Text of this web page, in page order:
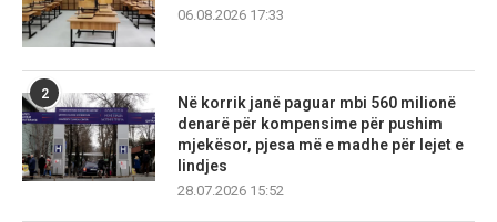
06.08.2026 17:33
2
Në korrik janë paguar mbi 560 milionë
denarë për kompensime për pushim
mjekësor, pjesa më e madhe për lejet e
lindjes
28.07.2026 15:52